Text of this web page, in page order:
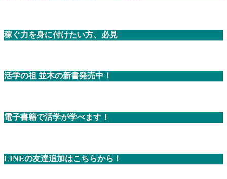
稼ぐ力を身に付けたい方、必見
活学の祖 並木の新書発売中！
電子書籍で活学が学べます！
LINEの友達追加はこちらから！